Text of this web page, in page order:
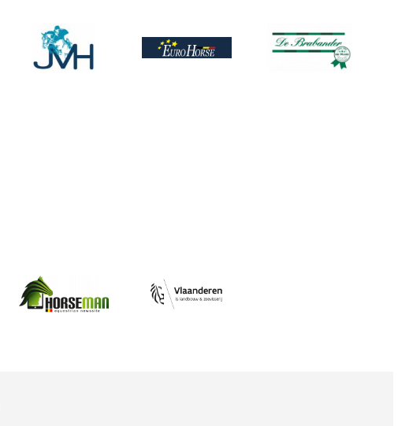
Afbeelding
Afbeelding
Afbeelding
Afbeelding Afbeelding